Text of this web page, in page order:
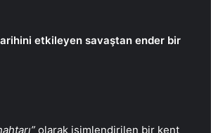
etkileyen savaştan ender bir
olarak isimlendirilen bir kent